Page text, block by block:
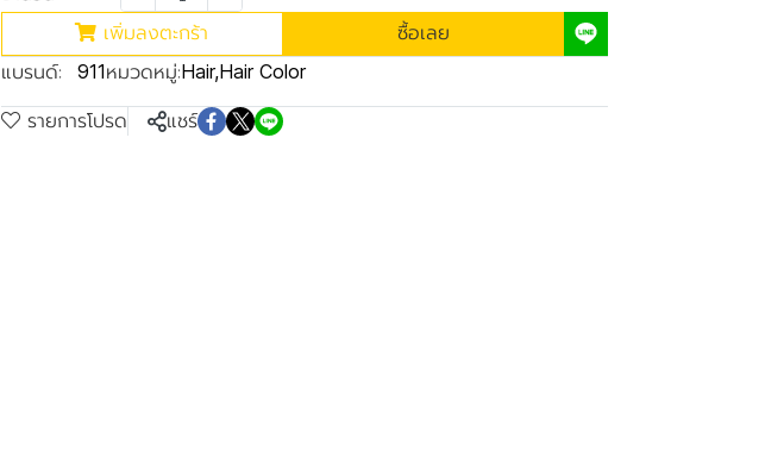
เพิ่มลงตะกร้า
ซื้อเลย
แบรนด์:
911หมวดหมู่:Hair,Hair Color
รายการโปรด แชร์